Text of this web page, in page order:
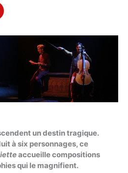
un destin tragique.
à six personnages, ce
accueille compositions
qui le magnifient.